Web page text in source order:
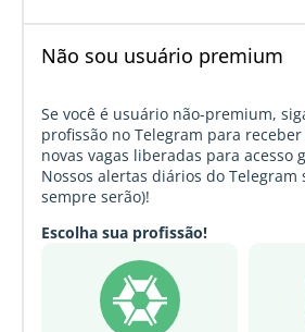
Não sou usuário premium
Se você é usuário não-premium,
profissão no Telegram para
novas vagas liberadas para acesso
Nossos alertas diários do Telegram
sempre serão)!
Escolha sua profissão!